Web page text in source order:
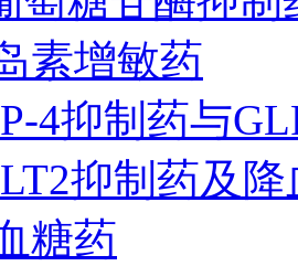
素增敏药
4抑制药与
抑制药及
糖药